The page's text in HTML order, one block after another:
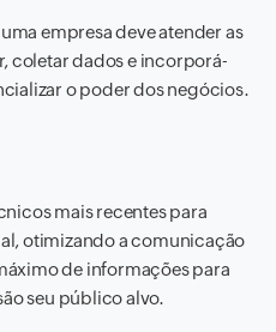
empresa deve atender as
coletar dados e incorporá-
o poder dos negócios.
mais recentes para
otimizando a comunicação
de informações para
seu público alvo.